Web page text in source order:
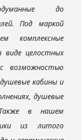
до
Под маркой
комплексные
виде целостных
возможностью
кабины и
душевые
в нашем
из литого